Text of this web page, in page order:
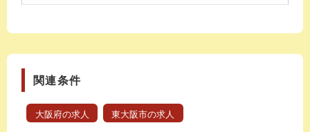
関連条件
大阪府の求人 東大阪市の求人